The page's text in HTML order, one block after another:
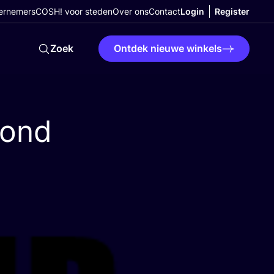
COSH! voor stedenOver onsContactLogin Register
Zoek Ontdek nieuwe winkels